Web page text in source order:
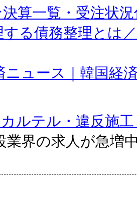
算一覧・受注状況
る債務整理とは
ニュース｜韓国経
カルテル・違反施
業界の求人が急増